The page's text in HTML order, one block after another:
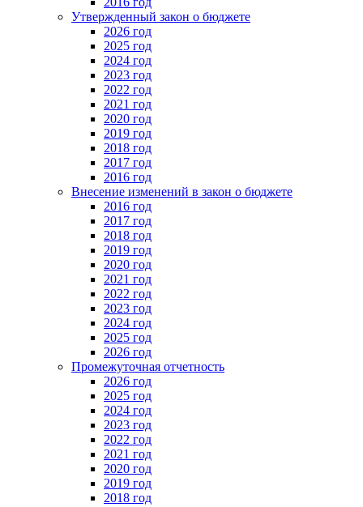
Утвержденный закон о бюджете
2026 год
2025 год
2024 год
2023 год
2022 год
2021 год
2020 год
2019 год
2018 год
2017 год
2016 год
Внесение изменений в закон о бюджете
2016 год
2017 год
2018 год
2019 год
2020 год
2021 год
2022 год
2023 год
2024 год
2025 год
2026 год
Промежуточная отчетность
2026 год
2025 год
2024 год
2023 год
2022 год
2021 год
2020 год
2019 год
2018 год